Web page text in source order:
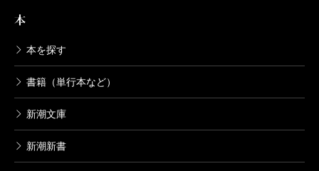
本
本を探す
書籍（単行本など）
新潮文庫
新潮新書